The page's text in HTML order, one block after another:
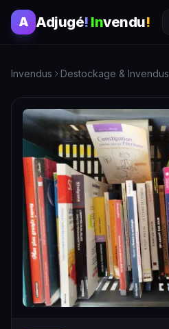
A Adjugé! Invendu!
Invendus Destockage & Invendus